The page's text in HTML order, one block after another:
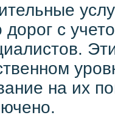
дорог с
на их